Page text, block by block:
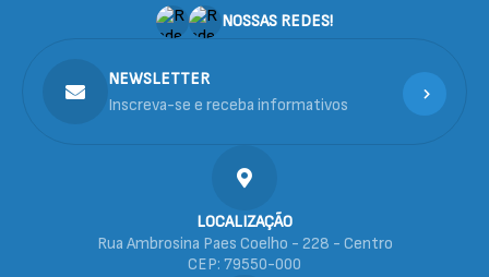
NOSSAS REDES!
LOCALIZAÇÃO
Rua Ambrosina Paes Coelho - 228 - Centro
CEP: 79550-000
NEWSLETTER
Inscreva-se e receba informativos